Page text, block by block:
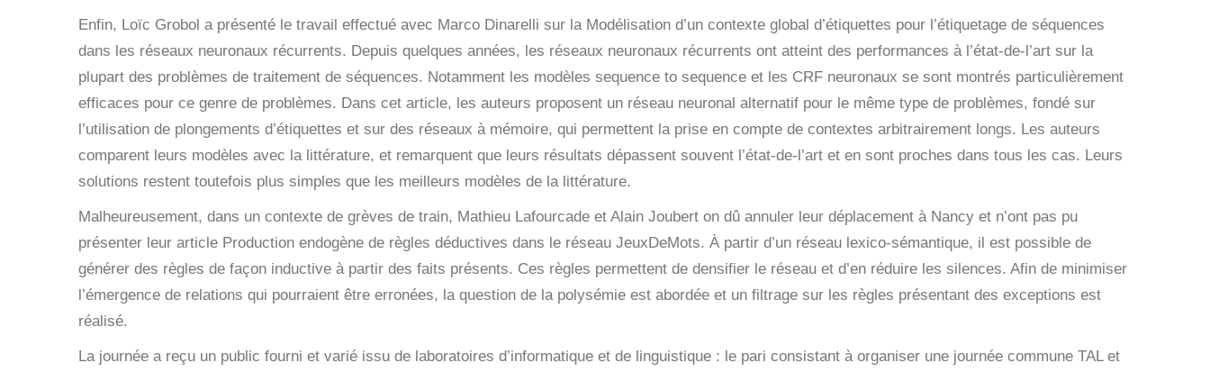
Enfin, Loïc Grobol a présenté le travail effectué avec Marco Dinarelli sur la Modélisation d’un contexte global d’étiquettes pour l’étiquetage de séquences
dans les réseaux neuronaux récurrents. Depuis quelques années, les réseaux neuronaux récurrents ont atteint des performances à l’état-de-l’art sur la
plupart des problèmes de traitement de séquences. Notamment les modèles sequence to sequence et les CRF neuronaux se sont montrés particulièrement
efficaces pour ce genre de problèmes. Dans cet article, les auteurs proposent un réseau neuronal alternatif pour le même type de problèmes, fondé sur
l’utilisation de plongements d’étiquettes et sur des réseaux à mémoire, qui permettent la prise en compte de contextes arbitrairement longs. Les auteurs
comparent leurs modèles avec la littérature, et remarquent que leurs résultats dépassent souvent l’état-de-l’art et en sont proches dans tous les cas. Leurs
solutions restent toutefois plus simples que les meilleurs modèles de la littérature.
Malheureusement, dans un contexte de grèves de train, Mathieu Lafourcade et Alain Joubert on dû annuler leur déplacement à Nancy et n’ont pas pu
présenter leur article Production endogène de règles déductives dans le réseau JeuxDeMots. À partir d’un réseau lexico-sémantique, il est possible de
générer des règles de façon inductive à partir des faits présents. Ces règles permettent de densifier le réseau et d’en réduire les silences. Afin de minimiser
l’émergence de relations qui pourraient être erronées, la question de la polysémie est abordée et un filtrage sur les règles présentant des exceptions est
réalisé.
La journée a reçu un public fourni et varié issu de laboratoires d’informatique et de linguistique : le pari consistant à organiser une journée commune TAL et